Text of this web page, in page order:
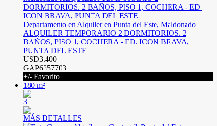
Departamento en Alquiler en Punta del Este, Maldonado
ALQUILER TEMPORARIO 2 DORMITORIOS. 2
BAÑOS, PISO 1, COCHERA - ED. ICON BRAVA,
PUNTA DEL ESTE
USD3.400
GAP6357703
+/- Favorito
180 m²
3
MÁS DETALLES